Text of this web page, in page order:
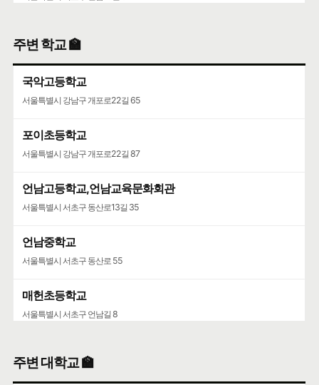
주변 학교 🏫
국악고등학교
서울특별시 강남구 개포로22길 65
포이초등학교
서울특별시 강남구 개포로22길 87
언남고등학교,언남교육문화회관
서울특별시 서초구 동산로13길 35
언남중학교
서울특별시 서초구 동산로 55
매헌초등학교
서울특별시 서초구 언남길 8
주변 대학교 🏫